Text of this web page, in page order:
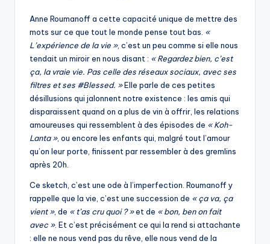
Anne Roumanoff a cette capacité unique de mettre des
mots sur ce que tout le monde pense tout bas. «
L’expérience de la vie », c’est un peu comme si elle nous
tendait un miroir en nous disant : « Regardez bien, c’est
ça, la vraie vie. Pas celle des réseaux sociaux, avec ses
filtres et ses #Blessed. »Elle parle de ces petites
désillusions qui jalonnent notre existence : les amis qui
disparaissent quand on a plus de vin à offrir, les relations
amoureuses qui ressemblent à des épisodes de « Koh-
Lanta », ou encore les enfants qui, malgré tout l’amour
qu’on leur porte, finissent par ressembler à des gremlins
après 20h.
Ce sketch, c’est une ode à l’imperfection. Roumanoff y
rappelle que la vie, c’est une succession de « ça va, ça
vient », de « t’as cru quoi ? »et de « bon, ben on fait
avec ». Et c’est précisément ce qui la rend si attachante
: elle ne nous vend pas du rêve, elle nous vend de la